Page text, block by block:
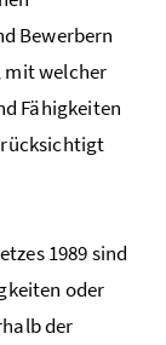
Bewerbern
mit welcher
Fähigkeiten
1989 sind
oder
der